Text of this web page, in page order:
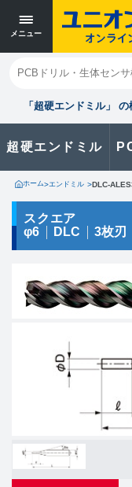
メニュー
「超硬エンドミル」
超硬エンドミル
閉じる
お気に入り
製品に
ホーム>エンドミル >DLC-
スクエア
φ6
DLC 3枚刃